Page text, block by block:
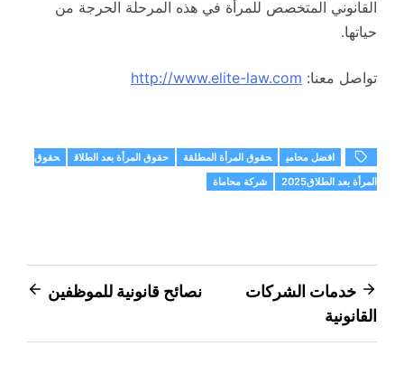
القانوني المتخصص للمرأة في هذه المرحلة الحرجة من
حياتها.
تواصل معنا: http://www.elite-law.com
افضل محامي حقوق المرأة المطلقة حقوق المرأة بعد الطلاق
حقوق
المرأة بعد الطلاق2025
شركة محاماة
تصفّح
المقالات
خدمات الشركات
القانونية
نصائح قانونية للموظفين